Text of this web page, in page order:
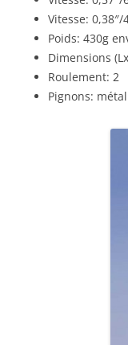
Vitesse: 0,38″/
Poids: 430g
Dimensions
Roulement: 2
Pignons: métal